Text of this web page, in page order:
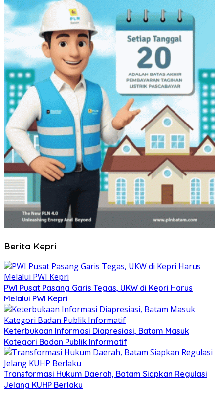
Berita Kepri
PWI Pusat Pasang Garis Tegas, UKW di Kepri Harus
Melalui PWI Kepri
Keterbukaan Informasi Diapresiasi, Batam Masuk
Kategori Badan Publik Informatif
Transformasi Hukum Daerah, Batam Siapkan Regulasi
Jelang KUHP Berlaku